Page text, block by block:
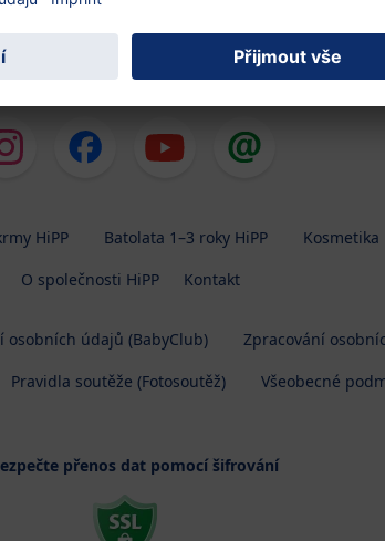
HiPP Batolata 1–3 roky HiPP Kosmetika
O společnosti HiPP
Kontakt
osobních údajů (BabyClub)
Zpracování
Pravidla soutěže (Fotosoutěž) Všeobecné
přenos dat pomocí šifrování